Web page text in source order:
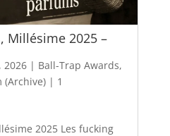
Millésime 2025 –
2026| Ball-Trap Awards,
(Archive)| 1
2025 Les fucking